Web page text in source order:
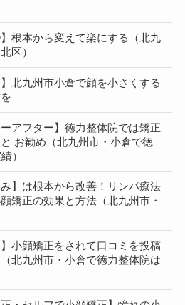
根本から変えて楽にする（北九
区）
北九州市小倉で顔を小さくする
ーアフター】徳力整体院では矯正
お勧め（北九州市・小倉で徳
）
み】は根本から改善！リンパ療法
矯正の効果と方法（北九州市・
】小顔矯正をされて口コミを投稿
北九州市・小倉で徳力整体院は